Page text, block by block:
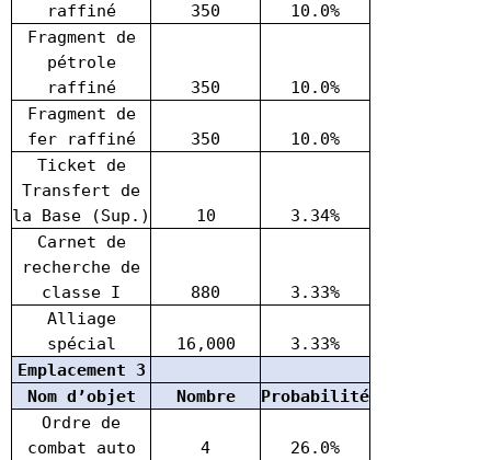
raffiné
350
10.0%
Fragment de
pétrole
raffiné
350
10.0%
Fragment de
fer raffiné
350
10.0%
Ticket de
Transfert de
la Base (Sup.)
10
3.34%
Carnet de
recherche de
classe I
880
3.33%
Alliage
spécial
16,000
3.33%
Emplacement 3
Nom d’objet
Nombre
Probabilité
Ordre de
combat auto
4 26.0%